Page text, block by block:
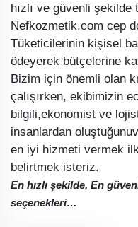
hızlı ve güvenli şekilde
Nefkozmetik.com cep
Tüketicilerinin kişisel
ödeyerek bütçelerine
Bizim için önemli olan
çalışırken, ekibimizin
bilgili,ekonomist ve
insanlardan
en iyi hizmeti vermek
belirtmek isteriz.
En hızlı şekilde, En
seçenekleri…